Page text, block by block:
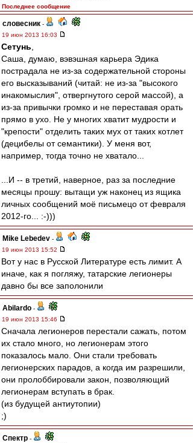
Последнее сообщение
словесник -
19 июн 2013 16:03
Сетунь
Саша, думаю, вэвэшная карьера Эдика
пострадала не из-за содержательной стороны
его высказываний (читай: не из-за "высокого
инакомыслия", отвергнутого серой массой), а
из-за привычки громко и не переставая орать
прямо в ухо. Не у многих хватит мудрости и
"крепости" отделить таких мух от таких котлет
(децибелы от семантики). У меня вот,
например, тогда точно не хватало...
...И -- в третий, наверное, раз за последние
месяцы прошу: вытащи уж наконец из ящика
личных сообщений моё письмецо от февраля
2012-го... :-)))
Mike Lebedev -
19 июн 2013 15:52
Вот у нас в Русской Литературе есть лимит. А
иначе, как я погляжу, татарские легионеры
давно бы все заполонили
Abilardo -
19 июн 2013 15:46
Сначала легионеров перестали сажать, потом
их стало много, но легионерам этого
показалось мало. Они стали требовать
легионерских парадов, а когда им разрешили,
они пролоббировали закон, позволяющий
легионерам вступать в брак.
(из будущей антиутопии)
;)
Спектр -